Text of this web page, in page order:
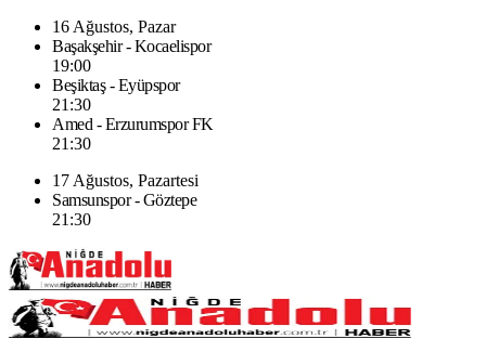
16 Ağustos, Pazar
Başakşehir - Kocaelispor
19:00
Beşiktaş - Eyüpspor
21:30
Amed - Erzurumspor FK
21:30
17 Ağustos, Pazartesi
Samsunspor - Göztepe
21:30